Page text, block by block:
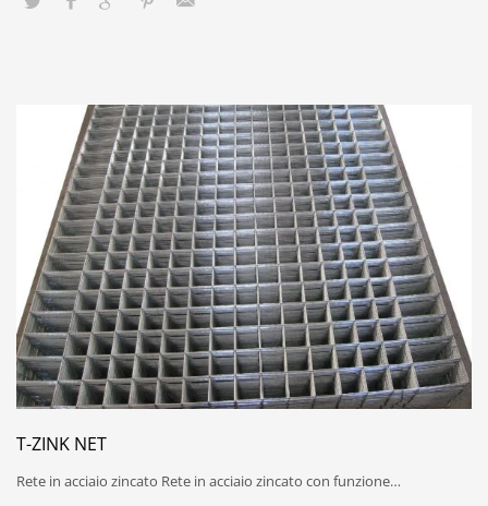
T-ZINK NET
Rete in acciaio zincato Rete in acciaio zincato con funzione…